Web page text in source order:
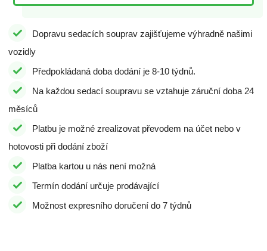
Dopravu sedacích souprav zajišťujeme výhradně našimi
vozidly
Předpokládaná doba dodání je 8-10 týdnů.
Na každou sedací soupravu se vztahuje záruční doba 24
měsíců
Platbu je možné zrealizovat převodem na účet nebo v
hotovosti při dodání zboží
Platba kartou u nás není možná
Termín dodání určuje prodávající
Možnost expresního doručení do 7 týdnů